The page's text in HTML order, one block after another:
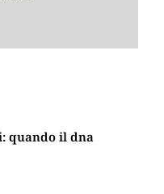
quando il dna